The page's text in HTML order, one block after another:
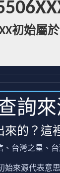
初始屬
詢
的？這
台灣之星、
來源代表意